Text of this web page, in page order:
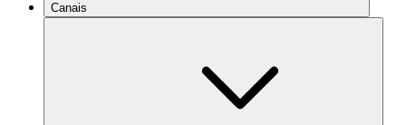
Canais